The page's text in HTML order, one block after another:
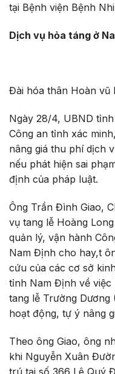
tại Bệnh viện Bệnh
Dịch vụ hỏa táng ở
Đài hóa thân Hoàn vũ
Ngày 28/4, UBND
Công an tỉnh xác
nâng giá thu phí dịch
nếu phát hiện sai
định của pháp luật.
Ông Trần Đình Giao,
vụ tang lễ Hoàng
quản lý, vận hành
Nam Định cho hay,t
cứu của các cơ sở
tỉnh Nam Định về
tang lễ Trường
hoạt động, tự ý nâng
Theo ông Giao, ông
khi Nguyễn Xuân
trú tại số 366 Lê Quý